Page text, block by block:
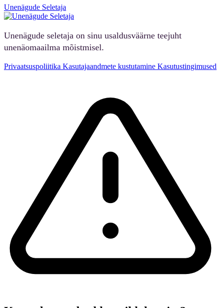
Unenägude Seletaja
Unenägude seletaja on sinu usaldusväärne teejuht
unenäomaailma mõistmisel.
Privaatsuspoliitika Kasutajaandmete kustutamine Kasutustingimused